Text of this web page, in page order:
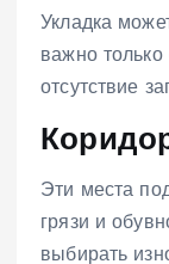
Укладка
важно только
отсутствие
Эти места
грязи и
выбирать